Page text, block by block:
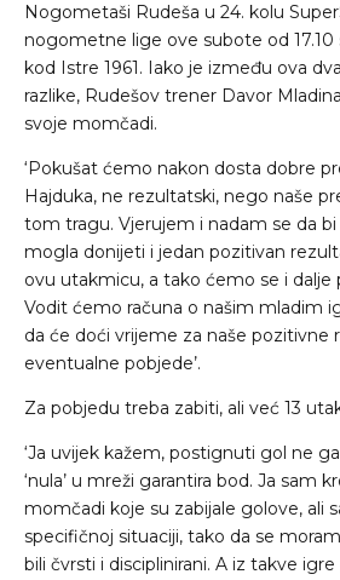
Nogometaši Rudeša u 24. kolu
nogometne lige ove subote od
kod Istre 1961. Iako je između ova
razlike, Rudešov trener Davor
svoje momčadi.
‘Pokušat ćemo nakon dosta dobre
Hajduka, ne rezultatski, nego naše
tom tragu. Vjerujem i nadam se da
mogla donijeti i jedan pozitivan
ovu utakmicu, a tako ćemo se i dalje
Vodit ćemo računa o našim mladim
da će doći vrijeme za naše pozitivne
eventualne pobjede’.
Za pobjedu treba zabiti, ali već 13
‘Ja uvijek kažem, postignuti gol ne
‘nula’ u mreži garantira bod. Ja sam
momčadi koje su zabijale golove, ali
specifičnoj situaciji, tako da se
bili čvrsti i disciplinirani. A iz takve